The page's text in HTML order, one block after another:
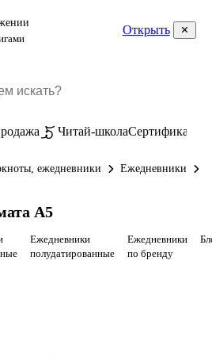
Открыть
Читай-школаСертификаты
ежедневники Ежедневники
А5
Ежедневники
полудатированные
Ежедневники
по бренду